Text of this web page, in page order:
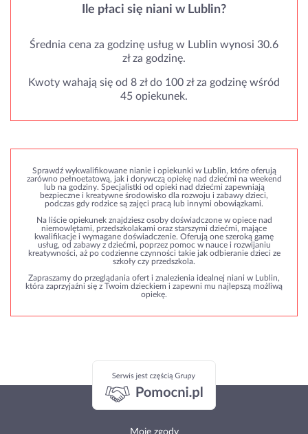
Ile płaci się niani w Lublin?
Średnia cena za godzinę usług w Lublin wynosi 30.6
zł za godzinę.
Kwoty wahają się od 8 zł do 100 zł za godzinę wśród
45 opiekunek.
Sprawdź wykwalifikowane nianie i opiekunki w Lublin, które oferują
zarówno pełnoetatową, jak i dorywczą opiekę nad dziećmi na weekend
lub na godziny. Specjalistki od opieki nad dziećmi zapewniają
bezpieczne i kreatywne środowisko dla rozwoju i zabawy dzieci,
podczas gdy rodzice są zajęci pracą lub innymi obowiązkami.
Na liście opiekunek znajdziesz osoby doświadczone w opiece nad
niemowlętami, przedszkolakami oraz starszymi dziećmi, mające
kwalifikacje i wymagane doświadczenie. Oferują one szeroką gamę
usług, od zabawy z dziećmi, poprzez pomoc w nauce i rozwijaniu
kreatywności, aż po codzienne czynności takie jak odbieranie dzieci ze
szkoły czy przedszkola.
Zapraszamy do przeglądania ofert i znalezienia idealnej niani w Lublin,
która zaprzyjaźni się z Twoim dzieckiem i zapewni mu najlepszą możliwą
opiekę.